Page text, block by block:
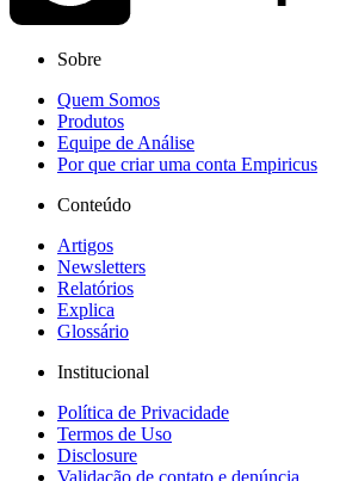
Sobre
Quem Somos
Produtos
Equipe de Análise
Por que criar uma conta Empiricus
Conteúdo
Artigos
Newsletters
Relatórios
Explica
Glossário
Institucional
Política de Privacidade
Termos de Uso
Disclosure